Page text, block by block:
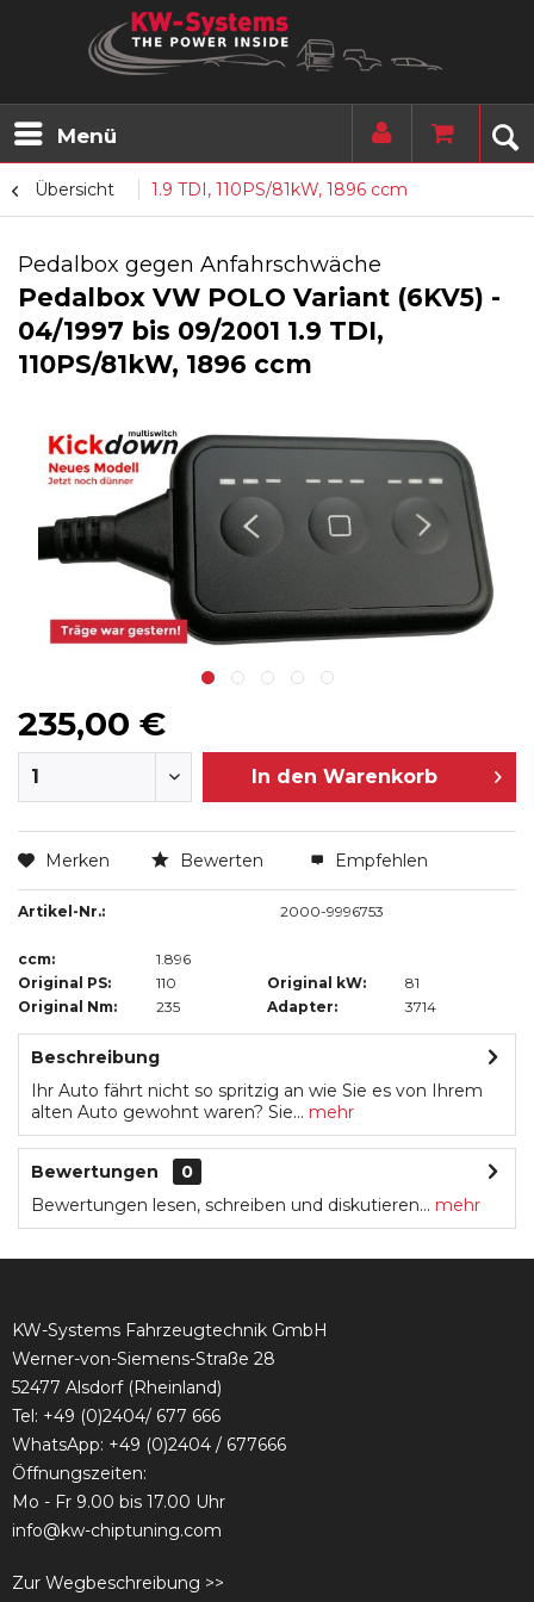
Menü
Übersicht 1.9 TDI, 110PS/81kW, 1896 ccm
Pedalbox gegen Anfahrschwäche
Pedalbox VW POLO Variant (6KV5) -
04/1997 bis 09/2001 1.9 TDI,
110PS/81kW, 1896 ccm
235,00 €
In den Warenkorb
Merken Bewerten Empfehlen
Artikel-Nr.: 2000-9996753
ccm:
1.896
Original PS:
110 Original kW:
81
Original Nm:
235 Adapter: 3714
Beschreibung
Ihr Auto fährt nicht so spritzig an wie Sie es von Ihrem
alten Auto gewohnt waren? Sie... mehr
Bewertungen
0
Bewertungen lesen, schreiben und diskutieren... mehr
KW-Systems Fahrzeugtechnik GmbH
Werner-von-Siemens-Straße 28
52477 Alsdorf (Rheinland)
Tel: +49 (0)2404/ 677 666
WhatsApp: +49 (0)2404 / 677666
Öffnungszeiten:
Mo - Fr 9.00 bis 17.00 Uhr
info@kw-chiptuning.com
Zur Wegbeschreibung >>